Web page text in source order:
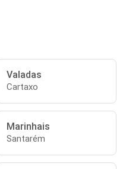
Valadas
Cartaxo
Marinhais
Santarém